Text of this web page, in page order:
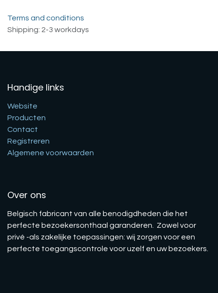
Terms and conditions
Shipping: 2-3 workdays
Handige links
Website
Producten
Contact
Registreren
Algemene voorwaarden
Over ons
Belgisch fabricant van alle benodigdheden die het
perfecte bezoekersonthaal garanderen. Zowel voor
privé -als zakelijke toepassingen: wij zorgen voor een
perfecte toegangscontrole voor uzelf en uw bezoekers.